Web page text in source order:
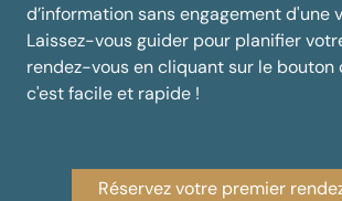
d’information sans engagement d'une
Laissez-vous guider pour planifier
rendez-vous en cliquant sur le bouton
c'est facile et rapide !
Réservez votre premier